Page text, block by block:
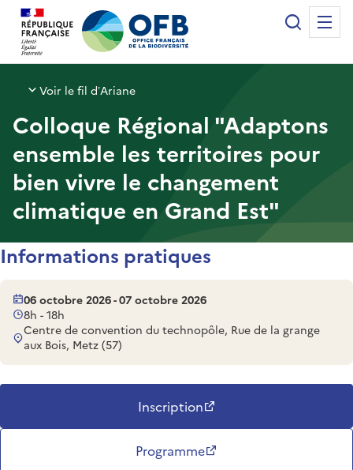
Office français de la biodiversité
Recherche
Voir le fil d’Ariane
Colloque Régional "Adaptons
ensemble les territoires pour
bien vivre le changement
climatique en Grand Est"
Informations pratiques
06 octobre 2026 - 07 octobre 2026
8h - 18h
Centre de convention du technopôle, Rue de la grange
aux Bois, Metz (57)
Inscription
Programme
Panneau de gestion des cookies